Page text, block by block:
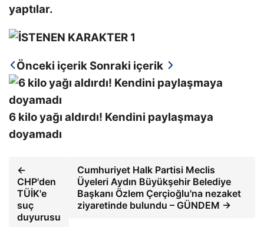
yaptılar.
Önceki içerik Sonraki içerik
6 kilo yağı aldırdı! Kendini paylaşmaya
doyamadı
←
CHP'den
TÜİK'e
suç
duyurusu
Cumhuriyet Halk Partisi Meclis
Üyeleri Aydın Büyükşehir Belediye
Başkanı Özlem Çerçioğlu'na nezaket
ziyaretinde bulundu – GÜNDEM →